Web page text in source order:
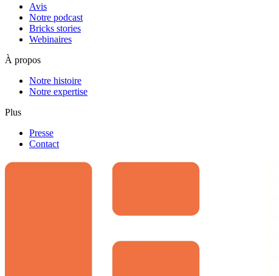
Avis
Notre podcast
Bricks stories
Webinaires
À propos
Notre histoire
Notre expertise
Plus
Presse
Contact